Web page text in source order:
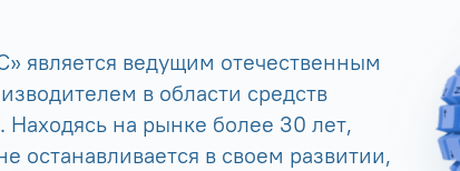
является ведущим отечественным
в области средств
на рынке более 30 лет,
останавливается в своем развитии,